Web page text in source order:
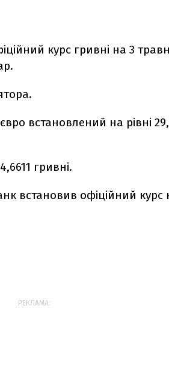
курс гривні на 3
встановлений на рівні
гривні.
встановив офіційний курс
РЕКЛАМА: